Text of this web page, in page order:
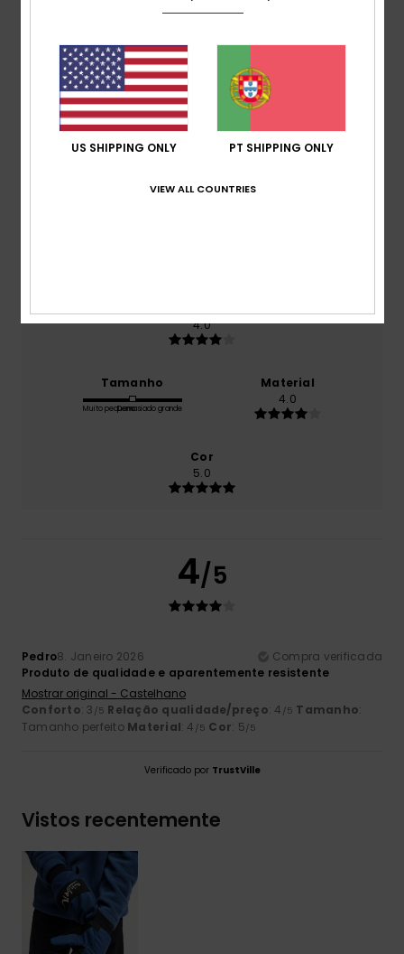
Pontuação média
4.0/5
baseado em 1 avaliações verificadasdesde Janeiro
0% dos nossos clientes recomendam este produto
4.0
Tamanho
Muito pequenoDemasiado grande
Material
4.0
Cor
5.0
4/5
Pedro8. Janeiro 2026
Compra verificada
Produto de qualidade e aparentemente resistente
Mostrar original - Castelhano
Conforto: 3 /5 Relação qualidade/preço: 4 /5 Tamanho:
Tamanho perfeito Material: 4 /5 Cor: 5/5
Verificado por TrustVille
Vistos recentemente
US SHIPPING ONLY PT SHIPPING ONLY
VIEW ALL COUNTRIES